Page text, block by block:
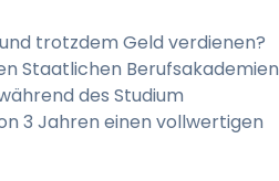
trotzdem Geld verdienen?
Staatlichen Berufsakademien
des Studium
3 Jahren einen vollwertigen